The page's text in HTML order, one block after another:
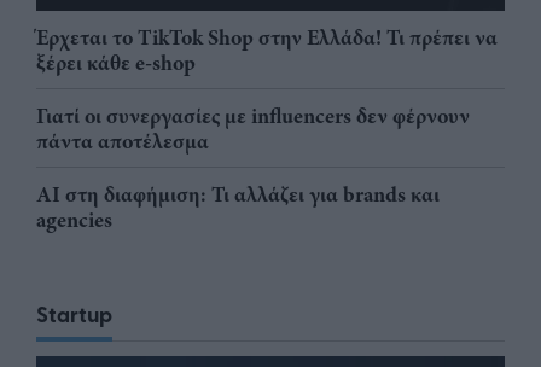
Έρχεται το TikTok Shop στην Ελλάδα! Τι πρέπει να
ξέρει κάθε e-shop
Γιατί οι συνεργασίες με influencers δεν φέρνουν
πάντα αποτέλεσμα
AI στη διαφήμιση: Τι αλλάζει για brands και
agencies
Startup